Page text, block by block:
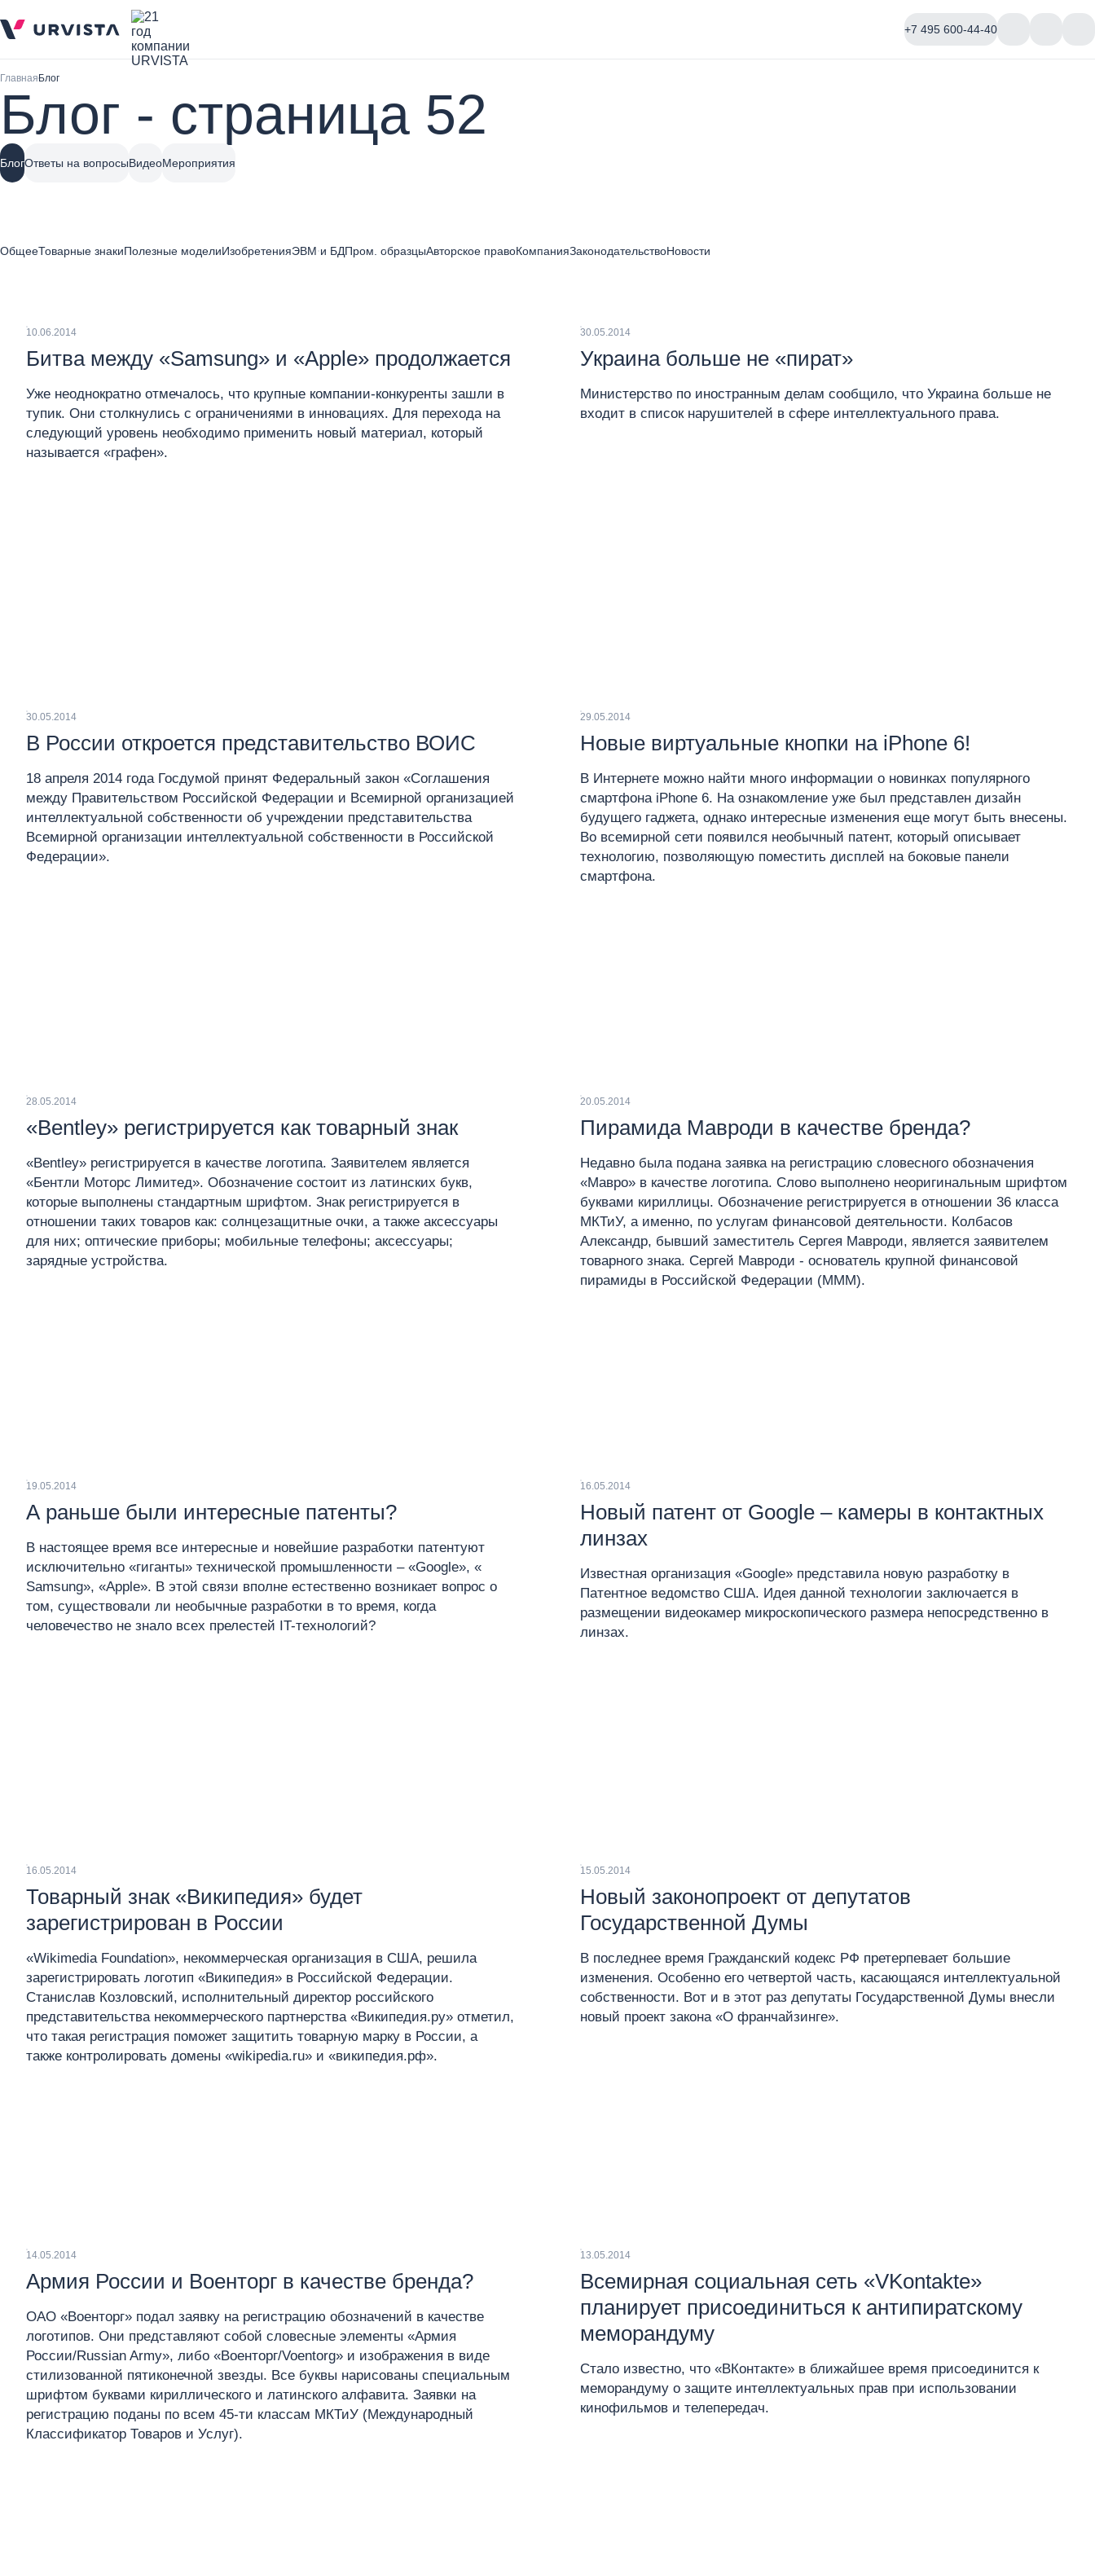
+7 495 600-44-40
ГлавнаяБлог
Блог - страница 52
БлогОтветы на вопросыВидеоМероприятия
ОбщееТоварные знакиПолезные моделиИзобретенияЭВМ и БДПром. образцыАвторское правоКомпанияЗаконодательствоНовости
10.06.2014
Битва между «Samsung» и «Apple» продолжается
Уже неоднократно отмечалось, что крупные компании-конкуренты зашли в
тупик. Они столкнулись с ограничениями в инновациях. Для перехода на
следующий уровень необходимо применить новый материал, который
называется «графен».
30.05.2014
Украина больше не «пират»
Министерство по иностранным делам сообщило, что Украина больше не
входит в список нарушителей в сфере интеллектуального права.
30.05.2014
В России откроется представительство ВОИС
18 апреля 2014 года Госдумой принят Федеральный закон «Соглашения
между Правительством Российской Федерации и Всемирной организацией
интеллектуальной собственности об учреждении представительства
Всемирной организации интеллектуальной собственности в Российской
Федерации».
29.05.2014
Новые виртуальные кнопки на iPhone 6!
В Интернете можно найти много информации о новинках популярного
смартфона iPhone 6. На ознакомление уже был представлен дизайн
будущего гаджета, однако интересные изменения еще могут быть внесены.
Во всемирной сети появился необычный патент, который описывает
технологию, позволяющую поместить дисплей на боковые панели
смартфона.
28.05.2014
«Bentley» регистрируется как товарный знак
«Bentley» регистрируется в качестве логотипа. Заявителем является
«Бентли Моторс Лимитед». Обозначение состоит из латинских букв,
которые выполнены стандартным шрифтом. Знак регистрируется в
отношении таких товаров как: солнцезащитные очки, а также аксессуары
для них; оптические приборы; мобильные телефоны; аксессуары;
зарядные устройства.
20.05.2014
Пирамида Мавроди в качестве бренда?
Недавно была подана заявка на регистрацию словесного обозначения
«Мавро» в качестве логотипа. Слово выполнено неоригинальным шрифтом
буквами кириллицы. Обозначение регистрируется в отношении 36 класса
МКТиУ, а именно, по услугам финансовой деятельности. Колбасов
Александр, бывший заместитель Сергея Мавроди, является заявителем
товарного знака. Сергей Мавроди - основатель крупной финансовой
пирамиды в Российской Федерации (МММ).
19.05.2014
А раньше были интересные патенты?
В настоящее время все интересные и новейшие разработки патентуют
исключительно «гиганты» технической промышленности – «Google», «
Samsung», «Apple». В этой связи вполне естественно возникает вопрос о
том, существовали ли необычные разработки в то время, когда
человечество не знало всех прелестей IT-технологий?
16.05.2014
Новый патент от Google – камеры в контактных
линзах
Известная организация «Google» представила новую разработку в
Патентное ведомство США. Идея данной технологии заключается в
размещении видеокамер микроскопического размера непосредственно в
линзах.
16.05.2014
Товарный знак «Википедия» будет
зарегистрирован в России
«Wikimedia Foundation», некоммерческая организация в США, решила
зарегистрировать логотип «Википедия» в Российской Федерации.
Станислав Козловский, исполнительный директор российского
представительства некоммерческого партнерства «Википедия.ру» отметил,
что такая регистрация поможет защитить товарную марку в России, а
также контролировать домены «wikipedia.ru» и «википедия.рф».
15.05.2014
Новый законопроект от депутатов
Государственной Думы
В последнее время Гражданский кодекс РФ претерпевает большие
изменения. Особенно его четвертой часть, касающаяся интеллектуальной
собственности. Вот и в этот раз депутаты Государственной Думы внесли
новый проект закона «О франчайзинге».
14.05.2014
Армия России и Военторг в качестве бренда?
ОАО «Военторг» подал заявку на регистрацию обозначений в качестве
логотипов. Они представляют собой словесные элементы «Армия
России/Russian Army», либо «Военторг/Voentorg» и изображения в виде
стилизованной пятиконечной звезды. Все буквы нарисованы специальным
шрифтом буквами кириллического и латинского алфавита. Заявки на
регистрацию поданы по всем 45-ти классам МКТиУ (Международный
Классификатор Товаров и Услуг).
13.05.2014
Всемирная социальная сеть «VKontakte»
планирует присоединиться к антипиратскому
меморандуму
Стало известно, что «ВКонтакте» в ближайшее время присоединится к
меморандуму о защите интеллектуальных прав при использовании
кинофильмов и телепередач.